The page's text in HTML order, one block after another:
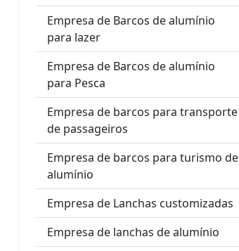
Empresa de Barcos de alumínio
para lazer
Empresa de Barcos de alumínio
para Pesca
Empresa de barcos para transporte
de passageiros
Empresa de barcos para turismo de
alumínio
Empresa de Lanchas customizadas
Empresa de lanchas de alumínio